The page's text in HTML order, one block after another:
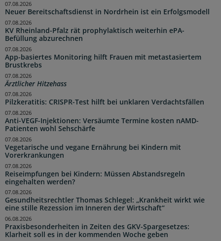
Neuer Bereitschaftsdienst in Nordrhein ist ein Erfolgsmodell
07.08.2026
KV Rheinland-Pfalz rät prophylaktisch weiterhin ePA-
Befüllung abzurechnen
07.08.2026
App-basiertes Monitoring hilft Frauen mit metastasiertem
Brustkrebs
07.08.2026
Ärztlicher Hitzehass
07.08.2026
Pilzkeratitis: CRISPR-Test hilft bei unklaren Verdachtsfällen
07.08.2026
Anti-VEGF-Injektionen: Versäumte Termine kosten nAMD-
Patienten wohl Sehschärfe
07.08.2026
Vegetarische und vegane Ernährung bei Kindern mit
Vorerkrankungen
07.08.2026
Reiseimpfungen bei Kindern: Müssen Abstandsregeln
eingehalten werden?
07.08.2026
Gesundheitsrechtler Thomas Schlegel: „Krankheit wirkt wie
eine stille Rezession im Inneren der Wirtschaft“
07.08.2026
Praxisbesonderheiten in Zeiten des GKV-Spargesetzes:
Klarheit soll es in der kommenden Woche geben
06.08.2026